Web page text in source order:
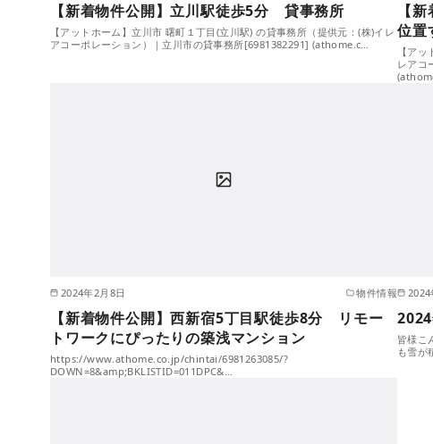
【新着物件公開】立川駅徒歩5分 貸事務所
【アットホーム】立川市 曙町１丁目(立川駅) の貸事務所（提供元：(株)イレ
アコーポレーション）｜立川市の貸事務所[6981382291] (athome.c…
【
位置
【ア
レアコ
2024年2月8日 物件情報
【新着物件公開】西新宿5丁目駅徒歩8分 リモー
トワークにぴったりの築浅マンション
https://www.athome.co.jp/chintai/6981263085/?
DOWN=8&amp;BKLISTID=011DPC&…
2024
皆様こ
も雪が